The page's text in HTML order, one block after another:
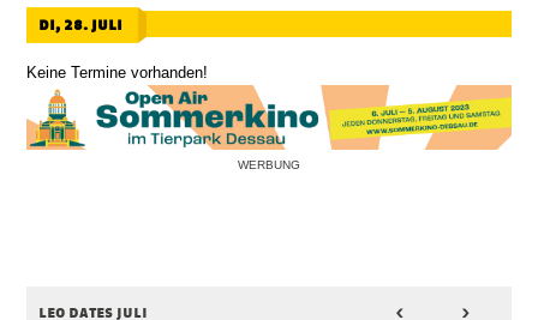
di, 28. juli
Keine Termine vorhanden!
WERBUNG
leo dates juli < >